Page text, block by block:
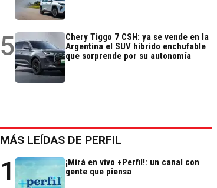
5
Chery Tiggo 7 CSH: ya se vende en la
Argentina el SUV híbrido enchufable
que sorprende por su autonomía
MÁS LEÍDAS DE PERFIL
1
¡Mirá en vivo +Perfil!: un canal con
gente que piensa